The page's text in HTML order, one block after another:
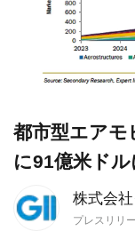
株式会
プレスリリ
都市型エアモ
に91億米ド